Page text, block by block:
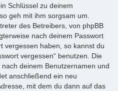
Schlüssel zu deinem
geh mit ihm sorgsam um.
des Betreibers, von phpBB
nach deinem Passwort
vergessen haben, so kannst du
vergessen“ benutzen. Die
deinem Benutzernamen und
anschließend ein neu
mit dem du dann auf das